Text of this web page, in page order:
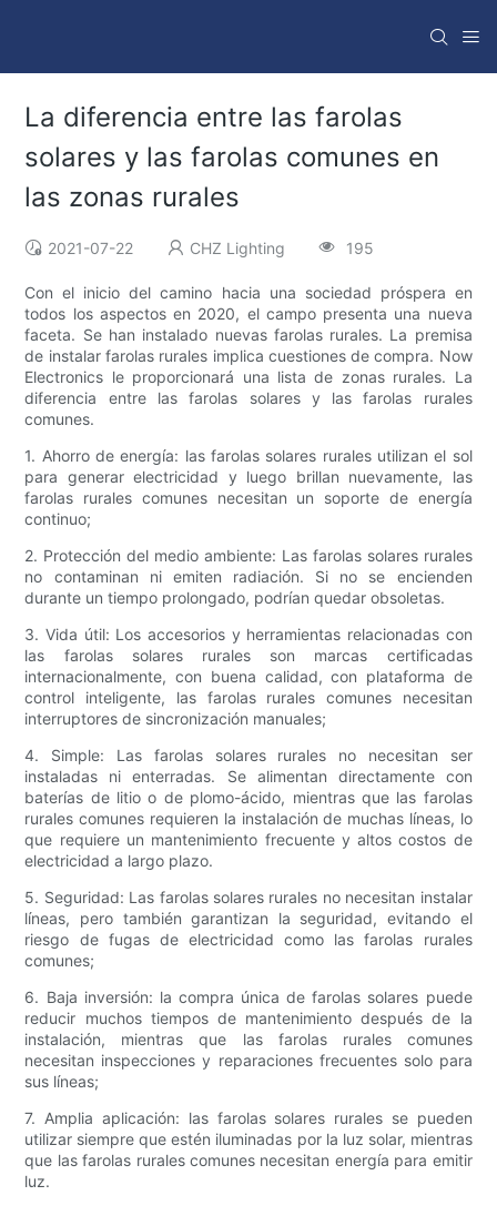
La diferencia entre las farolas
solares y las farolas comunes en
las zonas rurales
2021-07-22 CHZ Lighting 195
Con el inicio del camino hacia una sociedad próspera en
todos los aspectos en 2020, el campo presenta una nueva
faceta. Se han instalado nuevas farolas rurales. La premisa
de instalar farolas rurales implica cuestiones de compra. Now
Electronics le proporcionará una lista de zonas rurales. La
diferencia entre las farolas solares y las farolas rurales
comunes.
1. Ahorro de energía: las farolas solares rurales utilizan el sol
para generar electricidad y luego brillan nuevamente, las
farolas rurales comunes necesitan un soporte de energía
continuo;
2. Protección del medio ambiente: Las farolas solares rurales
no contaminan ni emiten radiación. Si no se encienden
durante un tiempo prolongado, podrían quedar obsoletas.
3. Vida útil: Los accesorios y herramientas relacionadas con
las farolas solares rurales son marcas certificadas
internacionalmente, con buena calidad, con plataforma de
control inteligente, las farolas rurales comunes necesitan
interruptores de sincronización manuales;
4. Simple: Las farolas solares rurales no necesitan ser
instaladas ni enterradas. Se alimentan directamente con
baterías de litio o de plomo-ácido, mientras que las farolas
rurales comunes requieren la instalación de muchas líneas, lo
que requiere un mantenimiento frecuente y altos costos de
electricidad a largo plazo.
5. Seguridad: Las farolas solares rurales no necesitan instalar
líneas, pero también garantizan la seguridad, evitando el
riesgo de fugas de electricidad como las farolas rurales
comunes;
6. Baja inversión: la compra única de farolas solares puede
reducir muchos tiempos de mantenimiento después de la
instalación, mientras que las farolas rurales comunes
necesitan inspecciones y reparaciones frecuentes solo para
sus líneas;
7. Amplia aplicación: las farolas solares rurales se pueden
utilizar siempre que estén iluminadas por la luz solar, mientras
que las farolas rurales comunes necesitan energía para emitir
luz.